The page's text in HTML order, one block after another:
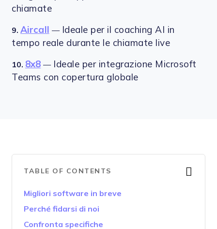
chiamate
9. Aircall — Ideale per il coaching AI in
tempo reale durante le chiamate live
10. 8x8 —
Ideale per integrazione Microsoft
Teams con copertura globale
TABLE OF CONTENTS
Migliori software in breve
Perché fidarsi di noi
Confronta specifiche